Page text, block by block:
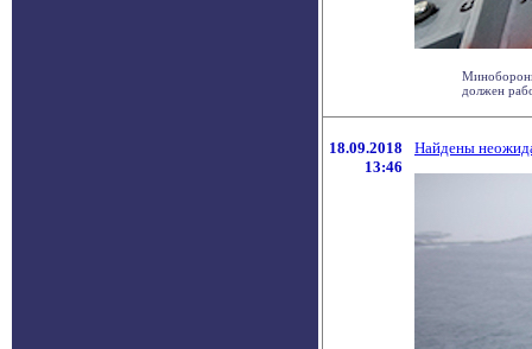
должен
18.09.2018
13:46
Найдены